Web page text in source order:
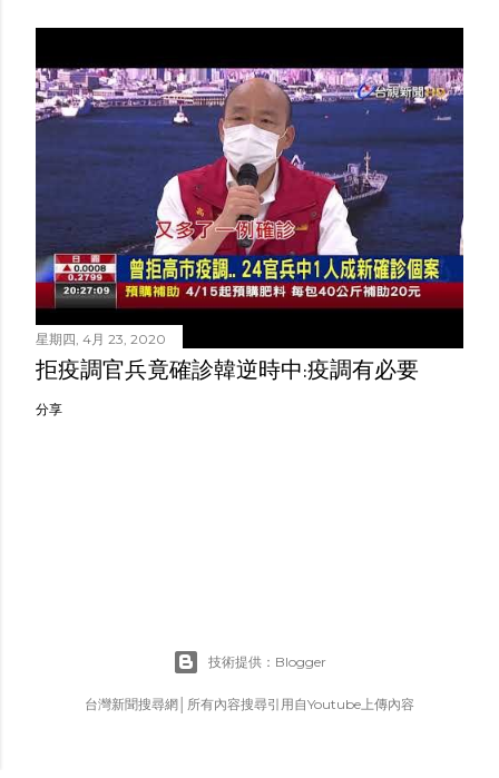
星期四, 4月 23, 2020
拒疫調官兵竟確診韓逆時中:疫調有必要
分享
技術提供：Blogger
台灣新聞搜尋網│所有內容搜尋引用自Youtube上傳內容